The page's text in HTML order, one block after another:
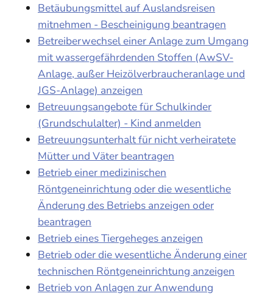
Betäubungsmittel auf Auslandsreisen
mitnehmen - Bescheinigung beantragen
Betreiberwechsel einer Anlage zum Umgang
mit wassergefährdenden Stoffen (AwSV-
Anlage, außer Heizölverbraucheranlage und
JGS-Anlage) anzeigen
Betreuungsangebote für Schulkinder
(Grundschulalter) - Kind anmelden
Betreuungsunterhalt für nicht verheiratete
Mütter und Väter beantragen
Betrieb einer medizinischen
Röntgeneinrichtung oder die wesentliche
Änderung des Betriebs anzeigen oder
beantragen
Betrieb eines Tiergeheges anzeigen
Betrieb oder die wesentliche Änderung einer
technischen Röntgeneinrichtung anzeigen
Betrieb von Anlagen zur Anwendung